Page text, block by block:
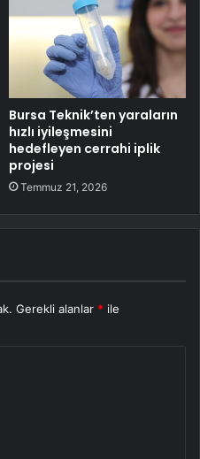
Bursa Teknik’ten yaraların
hızlı iyileşmesini
hedefleyen cerrahi iplik
projesi
Temmuz 21, 2026
Gerekli alanlar * ile